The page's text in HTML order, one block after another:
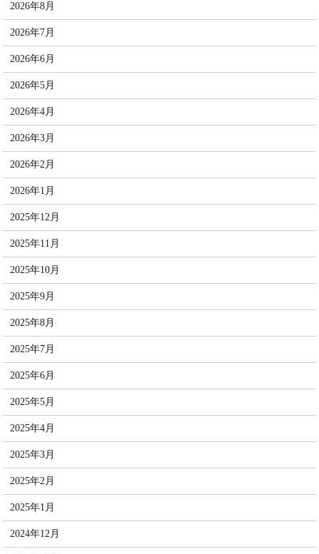
2026年8月
2026年7月
2026年6月
2026年5月
2026年4月
2026年3月
2026年2月
2026年1月
2025年12月
2025年11月
2025年10月
2025年9月
2025年8月
2025年7月
2025年6月
2025年5月
2025年4月
2025年3月
2025年2月
2025年1月
2024年12月